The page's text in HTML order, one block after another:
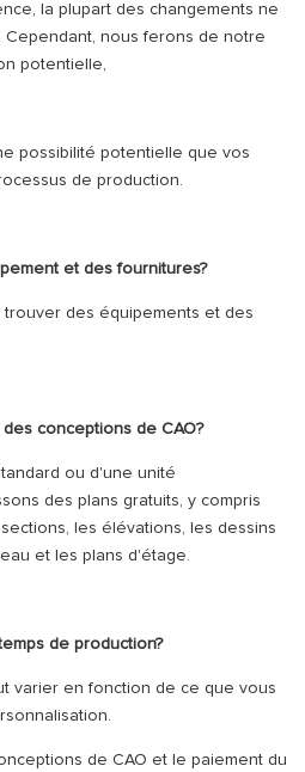
la plupart des changements ne
Cependant, nous ferons de notre
potentielle,
possibilité potentielle que vos
de production.
et des fournitures?
des équipements et des
conceptions de CAO?
ou d'une unité
des plans gratuits, y compris
les élévations, les dessins
et les plans d'étage.
de production?
varier en fonction de ce que vous
de CAO et le paiement du